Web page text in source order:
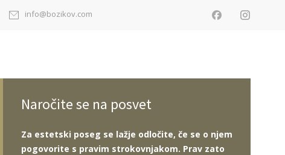
info@bozikov.com
Naročite se na posvet
Za estetski poseg se lažje odločite, če se o njem
pogovorite s pravim strokovnjakom. Prav zato